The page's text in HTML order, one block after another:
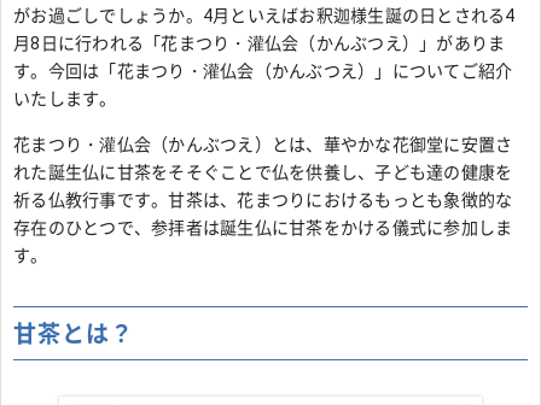
がお過ごしでしょうか。4月といえばお釈迦様生誕の日とされる4
月8日に行われる「花まつり・灌仏会（かんぶつえ）」がありま
す。今回は「花まつり・灌仏会（かんぶつえ）」についてご紹介
いたします。
花まつり・灌仏会（かんぶつえ）とは、華やかな花御堂に安置さ
れた誕生仏に甘茶をそそぐことで仏を供養し、子ども達の健康を
祈る仏教行事です。甘茶は、花まつりにおけるもっとも象徴的な
存在のひとつで、参拝者は誕生仏に甘茶をかける儀式に参加しま
す。
甘茶とは？